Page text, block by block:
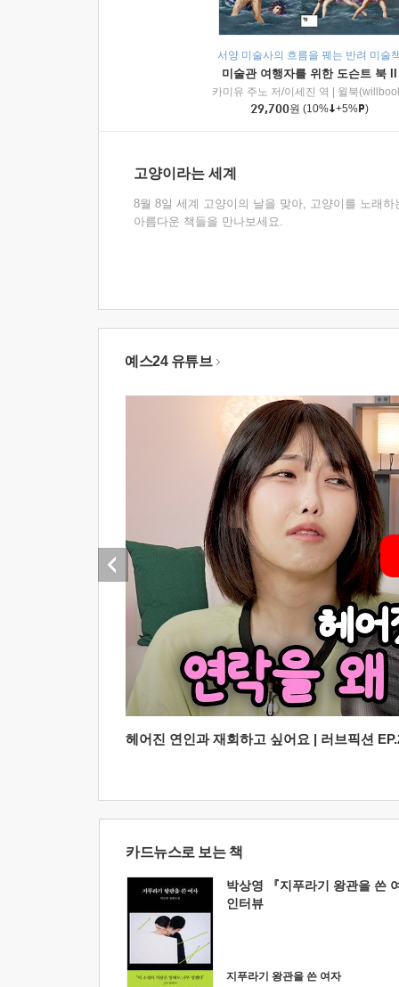
서양 미술사의 흐름을 꿰는 반려 미술
미술관 여행자를 위한 도슨트 북 II
카미유 주노 저/이세진 역
윌북
29,700원 (10% +5% )
고양이라는 세계
8월 8일 세계 고양이의 날을 맞아, 고양이를 노래하
아름다운 책들을 만나보세요.
예스24 유튜브
헤어진 연인과 재회하고 싶어요 | 러브픽션
카드뉴스로 보는 책
박상영 『지푸라기 왕관을 쓴
인터뷰
지푸라기 왕관을 쓴 여자